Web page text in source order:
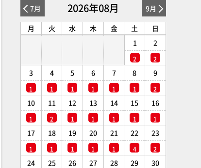
7月 2026年08月 9月
月 火 水 木 金 土
日
1
2
2
2
3
1
4
1
5
1
6
1
7
1
8
1
9
2
10
1
11
2
12
1
13
1
14
1
15
1
16
1
17
1
18
1
19
1
20
1
21
1
22
4
23
2
24 25 26 27 28 29 30